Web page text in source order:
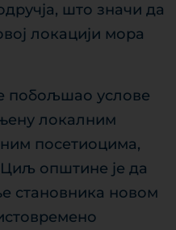
што значи да
локацији мора
побољшао услове
локалним
посетиоцима,
општине је да
становника новом